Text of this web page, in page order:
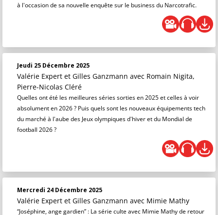
à l'occasion de sa nouvelle enquête sur le business du Narcotrafic.
Jeudi 25 Décembre 2025
Valérie Expert et Gilles Ganzmann avec Romain Nigita,
Pierre-Nicolas Cléré
Quelles ont été les meilleures séries sorties en 2025 et celles à voir
absolument en 2026 ? Puis quels sont les nouveaux équipements tech
du marché à l'aube des Jeux olympiques d'hiver et du Mondial de
football 2026 ?
Mercredi 24 Décembre 2025
Valérie Expert et Gilles Ganzmann avec Mimie Mathy
“Joséphine, ange gardien” : La série culte avec Mimie Mathy de retour